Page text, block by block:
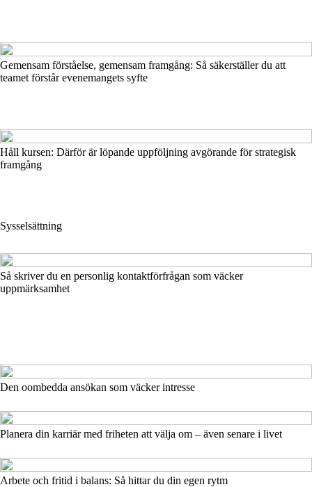
Gemensam förståelse, gemensam framgång: Så säkerställer du att
teamet förstår evenemangets syfte
Håll kursen: Därför är löpande uppföljning avgörande för strategisk
framgång
Sysselsättning
Så skriver du en personlig kontaktförfrågan som väcker
uppmärksamhet
Den oombedda ansökan som väcker intresse
Planera din karriär med friheten att välja om – även senare i livet
Arbete och fritid i balans: Så hittar du din egen rytm